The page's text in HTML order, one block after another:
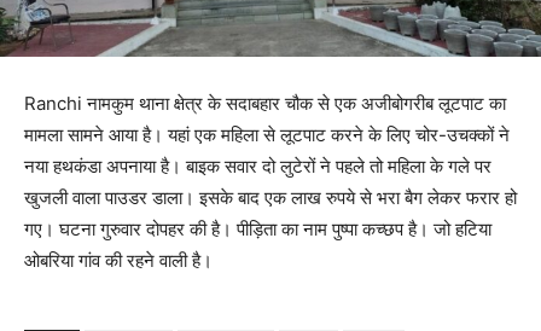
Ranchi नामकुम थाना क्षेत्र के सदाबहार चौक से एक अजीबोगरीब लूटपाट का
मामला सामने आया है। यहां एक महिला से लूटपाट करने के लिए चोर-उचक्कों ने
नया हथकंडा अपनाया है। बाइक सवार दो लुटेरों ने पहले तो महिला के गले पर
खुजली वाला पाउडर डाला। इसके बाद एक लाख रुपये से भरा बैग लेकर फरार हो
गए। घटना गुरुवार दोपहर की है। पीड़िता का नाम पुष्पा कच्छप है। जो हटिया
ओबरिया गांव की रहने वाली है।